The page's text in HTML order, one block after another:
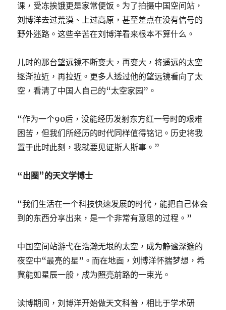
课，受冻挨饿更是家常便饭。为了拍摄中国空间站，
刘博洋去过荒漠、上过高原，甚至差点在没有信号的
野外迷路。这些辛苦在刘博洋看来根本不算什么。
儿时的那台望远镜不断变大，再变大，将遥远的太空
逐渐拉近，再拉近。更多人透过他的望远镜看向了太
空，看清了中国人自己的“太空家园”。
“作为一个90后，没能经历发射东方红一号时的艰难
困苦，但我们所经历的时代同样值得铭记。历史将我
置于此时此刻，我就要见证斯人斯事。”
“出圈”的天文学博士
“我们生活在一个科技快速发展的时代，能把自己体会
到的东西分享出来，是一个非常有意思的过程。”
中国空间站游弋在浩瀚无垠的太空，成为静谧深邃的
夜空中“最亮的星”。而在地面，刘博洋怀揣梦想，希
冀能如星辰一般，成为照亮前路的一束光。
读博期间，刘博洋开始做天文科普，相比于学术研